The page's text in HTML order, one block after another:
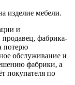
изделие мебели.
и
фабрика-
потерю
обслуживание и
фабрики, а
покупателя по